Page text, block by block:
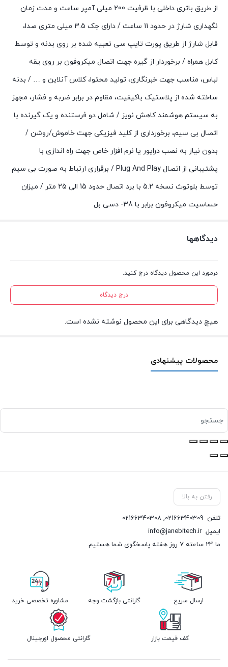
از طریق باتری داخلی با ظرفیت 200 میلی آمپر ساعت و مدت زمان
نگهداری شارژ در حدود 11 ساعت / دارای جک 3.5 میلی متری صدا،
قابل شارژ از طریق پورت تایپ سی تعبیه شده بر روی بدنه و توسط
کابل همراه / برخوردار از گیره جهت اتصال میکروفون بر روی یقه
لباس، مناسب جهت خبرنگاری، تولید محتوا، کلاس آنلاین و … / بدنه
ساخته شده از پلاستیک باکیفیت، مقاوم در برابر ضربه و فشار، مجهز
به سیستم هوشمند کاهش نویز / شامل دو فرستنده و یک گیرنده با
اتصال بی سیم، برخورداری از کلید فیزیکی جهت خاموش/روشن /
بدون نیاز به نصب درایور یا نرم افزار خاص جهت راه اندازی با
پشتیبانی از اتصال Plug And Play / برقراری ارتباط به صورت بی سیم
توسط بلوتوث نسخه 5.2 با برد اتصال حدود 15 الی 25 متر / میزان
حساسیت میکروفون برابر با 38- دسی بل
دیدگاهها
درمورد این محصول دیدگاه درج کنید.
درج دیدگاه
هیچ دیدگاهی برای این محصول نوشته نشده است.
محصولات پیشنهادی
رفتن به بالا
تلفن 02166340309
,
02166340308
ایمیلinfo@janebitech.ir
ما 24 ساعته 7 روز هفته پاسخگوی شما هستیم.
ارسال سریع گارانتی بازگشت وجه مشاوره تخصصی خرید
کف قیمت بازار گارانتی محصول اورجینال